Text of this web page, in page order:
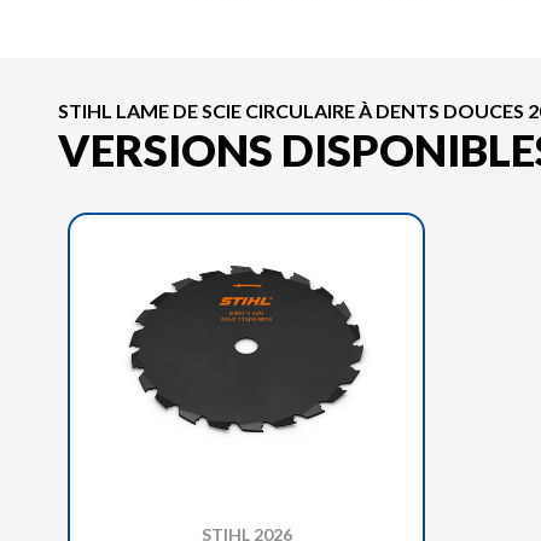
STIHL LAME DE SCIE CIRCULAIRE À DENTS DOUCES
VERSIONS
STIHL 2026